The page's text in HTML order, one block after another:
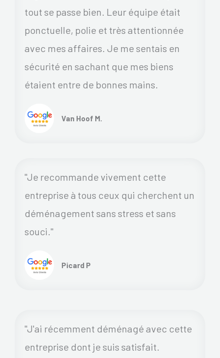
tout se passe bien. Leur équipe était
ponctuelle, polie et très attentionnée
avec mes affaires. Je me sentais en
sécurité en sachant que mes biens
étaient entre de bonnes mains.
Van Hoof M.
"Je recommande vivement cette
entreprise à tous ceux qui cherchent un
déménagement sans stress et sans
souci."
Picard P
"J'ai récemment déménagé avec cette
entreprise dont je suis satisfait.